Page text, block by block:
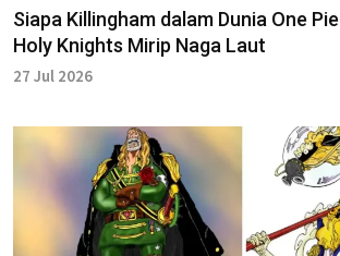
Siapa Killingham dalam Dunia One
Holy Knights Mirip Naga Laut
27 Jul 2026